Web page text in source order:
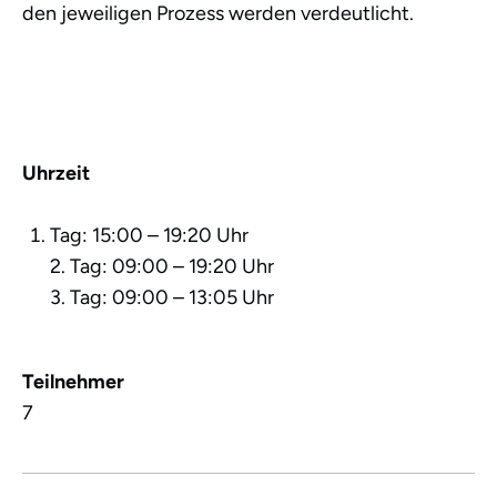
den jeweiligen Prozess werden verdeutlicht.
Uhrzeit
Tag: 15:00 – 19:20 Uhr
2. Tag: 09:00 – 19:20 Uhr
3. Tag: 09:00 – 13:05 Uhr
Teilnehmer
7